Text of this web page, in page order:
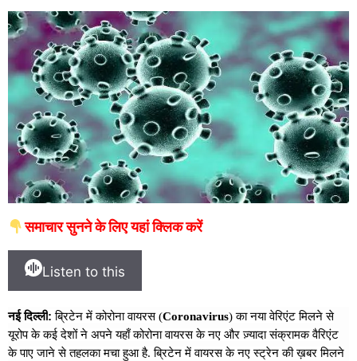
समाचार सुनने के लिए यहां क्लिक करें
Listen to this
नई दिल्ली:ब्रिटेन में कोरोना वायरस (Coronavirus) का नया वेरिएंट मिलने से
यूरोप के कई देशों ने अपने यहाँ कोरोना वायरस के नए और ज़्यादा संक्रामक वैरिएंट
के पाए जाने से तहलका मचा हुआ है. ब्रिटेन में वायरस के नए स्ट्रेन की ख़बर मिलने